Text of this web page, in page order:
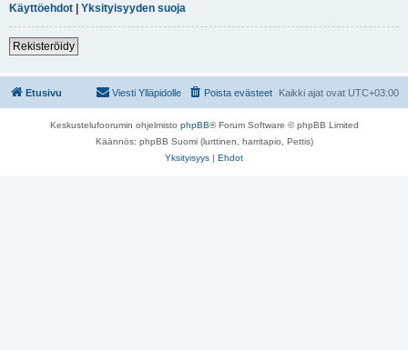
Käyttöehdot | Yksityisyyden suoja
Rekisteröidy
Etusivu Kaikki ajat ovat UTC+03:00
Poista evästeet
Viesti Ylläpidolle
Keskustelufoorumin ohjelmisto phpBB® Forum Software © phpBB Limited
Käännös: phpBB Suomi (lurttinen, harritapio, Pettis)
Yksityisyys | Ehdot